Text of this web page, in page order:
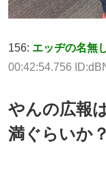
156: エッヂの名無
00:42:54.756
やんの広報
満ぐらいか？